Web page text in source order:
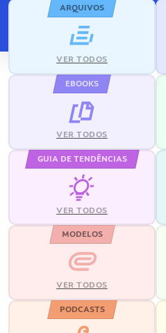
ARQUIVOS
VER TODOS
EBOOKS
VER TODOS
GUIA DE TENDÊNCIAS
VER TODOS
MODELOS
VER TODOS
PODCASTS